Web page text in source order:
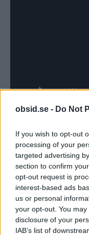
obsid.se - Do Not
If you wish to opt-out
processing of your
targeted advertising
section to confirm
opt-out request is
interest-based ads
us or personal
your opt-out. You
disclosure of your
IAB’s list of
Där har du det,
provat vaxa om
gärna upp en bild
hashtagen #obsid
kul att se att vi
påInstagram
nedanför.